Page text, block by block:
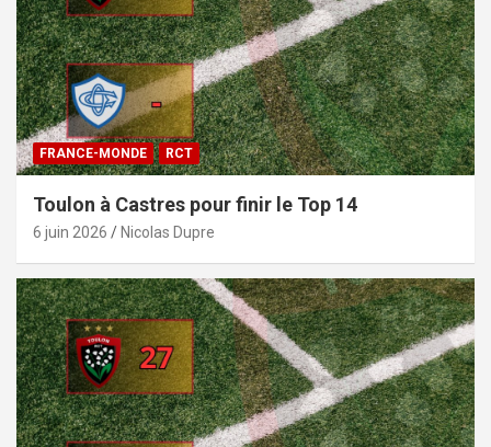
FRANCE-MONDE RCT
Toulon à Castres pour finir le Top 14
6 juin 2026 Nicolas Dupre